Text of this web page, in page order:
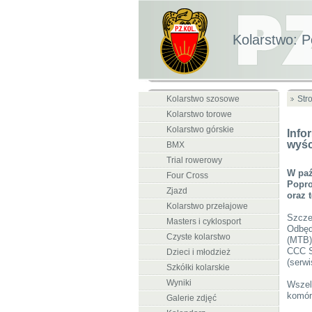
Kolarstwo:
Kolarstwo szosowe
Kolarstwo torowe
Kolarstwo górskie
BMX
Trial rowerowy
Four Cross
Zjazd
Kolarstwo przełajowe
Masters i cyklosport
Czyste kolarstwo
Dzieci i młodzież
Szkółki kolarskie
Wyniki
Galerie zdjęć
W
oraz
CCC